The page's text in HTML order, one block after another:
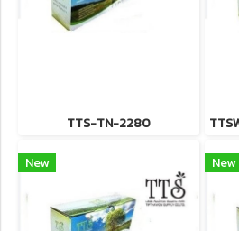
TTS-TN-2280
New New